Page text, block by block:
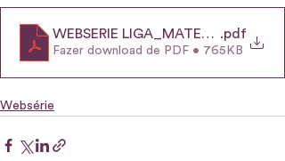
WEBSERIE LIGA_MATERIAL-DE-
.pdf
Fazer download de PDF • 765KB
Websérie